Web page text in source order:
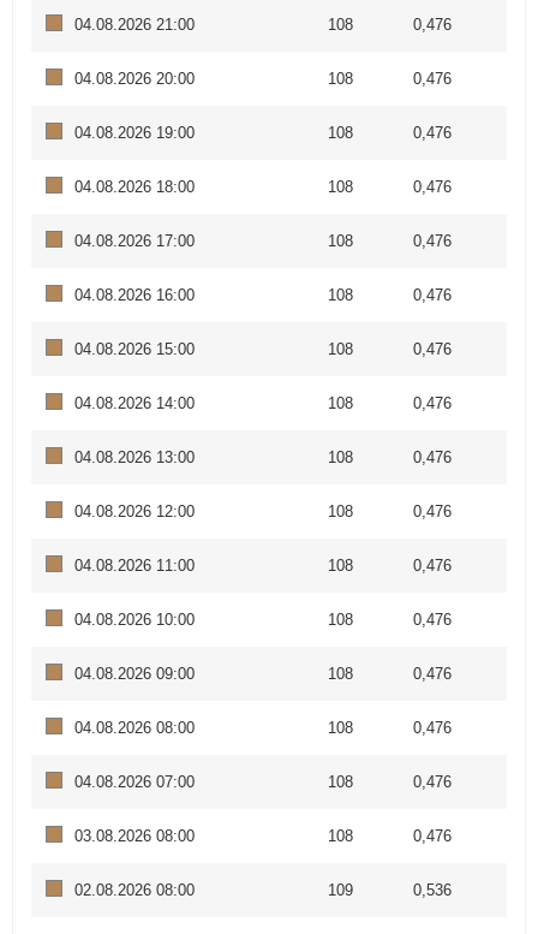
04.08.2026 21:00 108 0,476
04.08.2026 20:00 108 0,476
04.08.2026 19:00 108 0,476
04.08.2026 18:00 108 0,476
04.08.2026 17:00 108 0,476
04.08.2026 16:00 108 0,476
04.08.2026 15:00 108 0,476
04.08.2026 14:00 108 0,476
04.08.2026 13:00 108 0,476
04.08.2026 12:00 108 0,476
04.08.2026 11:00 108 0,476
04.08.2026 10:00 108 0,476
04.08.2026 09:00 108 0,476
04.08.2026 08:00 108 0,476
04.08.2026 07:00 108 0,476
03.08.2026 08:00 108 0,476
02.08.2026 08:00 109 0,536